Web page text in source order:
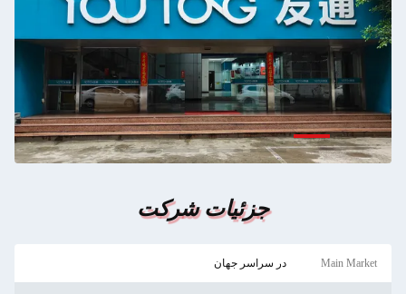
جزئیات شرکت
Main Market در سراسر جهان